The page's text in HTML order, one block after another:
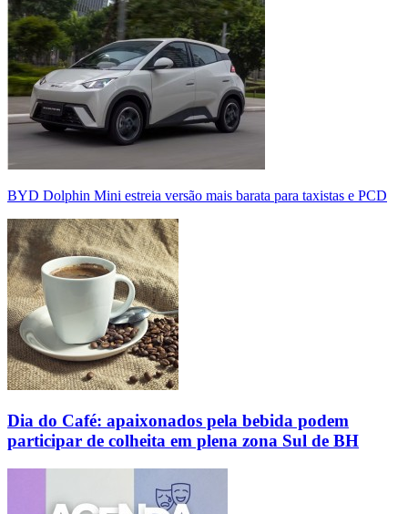
BYD Dolphin Mini estreia versão mais barata para taxistas e PCD
Dia do Café: apaixonados pela bebida podem
participar de colheita em plena zona Sul de BH